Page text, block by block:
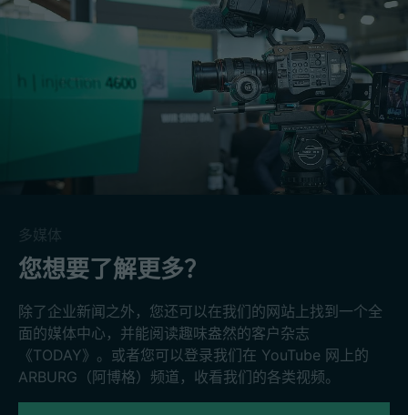
多媒体
您想要了解更多？
除了企业新闻之外，您还可以在我们的网站上找到一个全
面的媒体中心，并能阅读趣味盎然的客户杂志
《TODAY》。或者您可以登录我们在 YouTube 网上的
ARBURG（阿博格）频道，收看我们的各类视频。